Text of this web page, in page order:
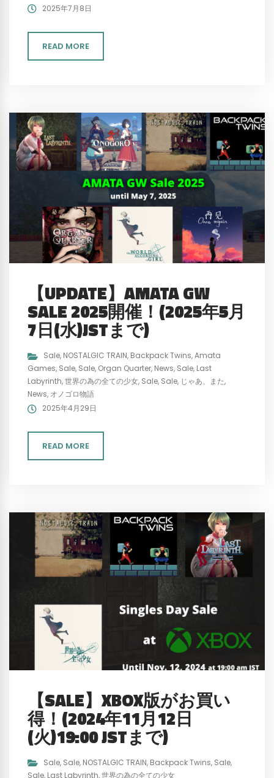
2025年7月8日
READ MORE
【UPDATE】AMATA GW
SALE 2025開催！(2025年5月
7日(水)JSTまで)
Sale, NOSTALGIC TRAIN, Backpack Twins,Amata
Games, Sale, Sale, Organ Quarter, News, Sale, Last
Labyrinth,世界の為の全ての少女, Sale, Sale, じゃあ、また,
News, オノゴロ物語
2025年4月29日
READ MORE
【SALE】XBOX版がお買い
得！(2024年11月12日
(火)19:00 JSTまで)
Sale, Sale, NOSTALGIC TRAIN, Backpack Twins, Sale,
Sale, Last Labyrinth,世界の為の全ての少女